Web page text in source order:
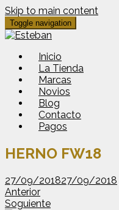
Skip to main content
Toggle navigation
Inicio
La Tienda
Marcas
Novios
Blog
Contacto
Pagos
HERNO FW18
27/09/201827/09/2018
Anterior
Soguiente